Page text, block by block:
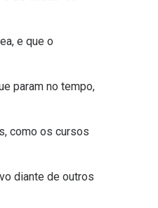
e que o
param no tempo,
como oscursos
diante de outros